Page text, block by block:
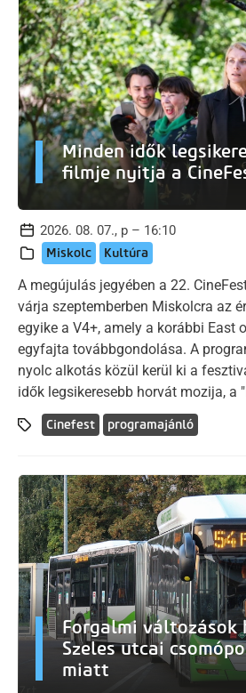
Minden idők
filmje nyitja a
2026. 08. 07., p – 16:10
Miskolc Kultúra
A megújulás jegyében a 22.
várja szeptemberben Miskolcra az
egyike a V4+, amely a korábbi East
egyfajta továbbgondolása. A
nyolc alkotás közül kerül ki a
idők legsikeresebb horvát mozija, a
Cinefest programajánló
Forgalmi
Szeles utcai
miatt